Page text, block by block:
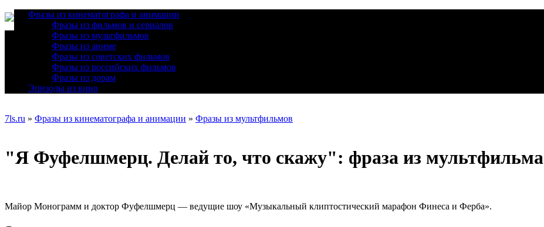
Фразы из кинематографа и анимации
Фразы из фильмов и сериалов
Фразы из мультфильмов
Фразы из аниме
Фразы из советских фильмов
Фразы из российских фильмов
Фразы из дорам
Эпизоды из кино
7ls.ru » Фразы из кинематографа и анимации » Фразы из мультфильмов
"Я Фуфелшмерц. Делай то, что скажу": фраза из мультфильма
Майор Монограмм и доктор Фуфелшмерц — ведущие шоу «Музыкальный клиптостический марафон Финеса и Ферба».